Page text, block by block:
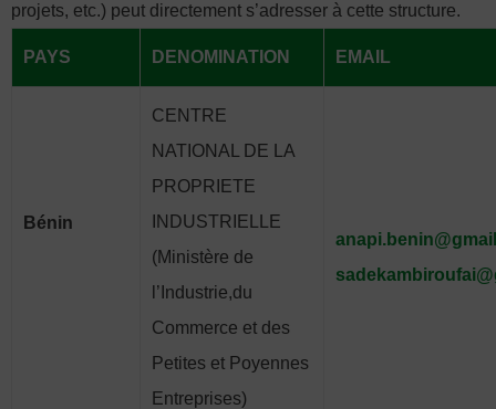
projets, etc.) peut directement s’adresser à cette structure.
PAYS DENOMINATION EMAIL
Bénin
CENTRE
NATIONAL DE LA
PROPRIETE
INDUSTRIELLE
(Ministère de
l’Industrie,du
Commerce et des
Petites et Poyennes
Entreprises)